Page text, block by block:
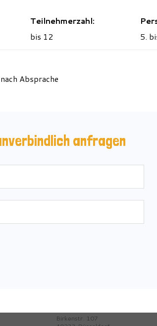
Teilnehmerzahl:
bis 12 5.
nach Absprache
anfragen
Birkenstr. 107